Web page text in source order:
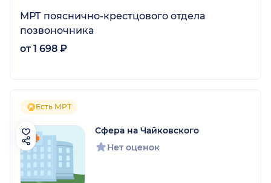
МРТ пояснично-крестцового отдела
позвоночника
от 1 698 ₽
Есть МРТ
Сфера на Чайковского
Нет оценок